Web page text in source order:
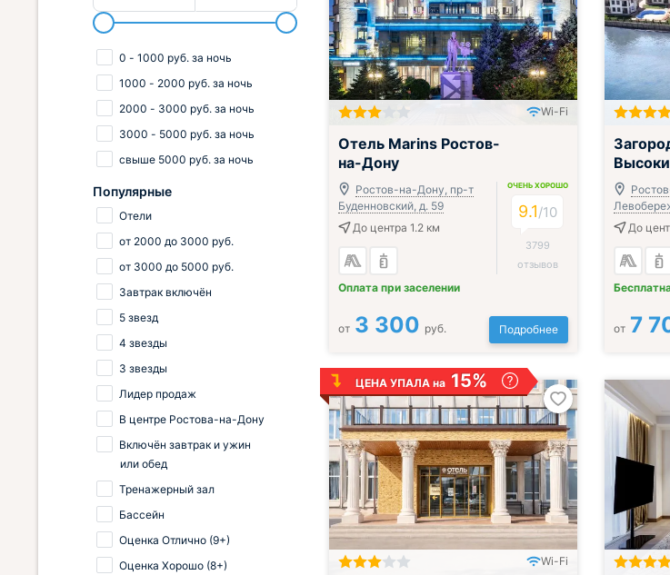
Включён завтрак, обед и ужин
Wi-Fi
Отель Marins Ростов-
на-Дону
Ростов-на-Дону, пр-т
Буденновский, д. 59
До центра 1.2 км
Оплата при заселении
ОЧЕНЬ ХОРОШО
9.1/10
3799
отзывов
от 3 300 руб. Подробнее
Завтрак
До
от 7
ЦЕНА УПАЛА на 15%
Wi-Fi
0 - 1000 руб. за ночь
1000 - 2000 руб. за ночь
2000 - 3000 руб. за ночь
3000 - 5000 руб. за ночь
свыше 5000 руб. за ночь
Популярные
Отели
от 2000 до 3000 руб.
от 3000 до 5000 руб.
Завтрак включён
5 звезд
4 звезды
3 звезды
Лидер продаж
В центре Ростова-на-Дону
Включён завтрак и ужин
или обед
Тренажерный зал
Бассейн
Оценка Отлично (9+)
Оценка Хорошо (8+)